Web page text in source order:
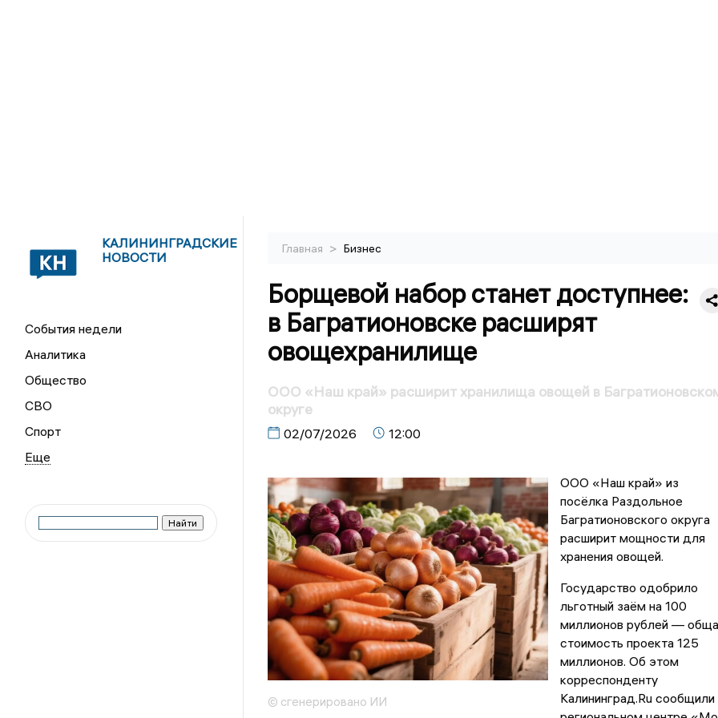
КАЛИНИНГРАДСКИЕ
НОВОСТИ
События недели
Аналитика
Общество
СВО
Спорт
Главная > Бизнес
Борщевой набор станет доступнее:
в Багратионовске расширят
овощехранилище
ООО «Наш край» расширит хранилища овощей в
округе
02/07/2026 12:00
© сгенерировано ИИ
ООО «Наш край» из
посёлка Раздольное
Багратионовского округа
расширит мощности для
хранения овощей.
Государство одобрило
льготный заём на 100
миллионов рублей —
стоимость проекта 125
миллионов. Об этом
корреспонденту
Калининград.Ru сообщили